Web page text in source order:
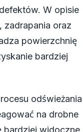
W opisie
zadrapania oraz
powierzchnię
bardziej
odświeżania
na drobne
bardziej widoczne